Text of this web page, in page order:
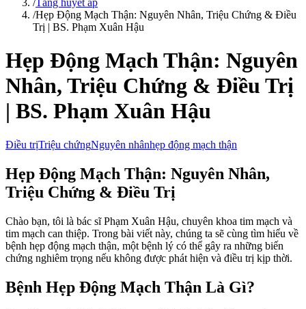
/Tăng huyết áp
/Hẹp Động Mạch Thận: Nguyên Nhân, Triệu Chứng & Điều
Trị | BS. Phạm Xuân Hậu
Hẹp Động Mạch Thận: Nguyên
Nhân, Triệu Chứng & Điều Trị
| BS. Phạm Xuân Hậu
Điều trịTriệu chứngNguyên nhânhẹp động mạch thận
Hẹp Động Mạch Thận: Nguyên Nhân,
Triệu Chứng & Điều Trị
Chào bạn, tôi là bác sĩ Phạm Xuân Hậu, chuyên khoa tim mạch và
tim mạch can thiệp. Trong bài viết này, chúng ta sẽ cùng tìm hiểu về
bệnh hẹp động mạch thận, một bệnh lý có thể gây ra những biến
chứng nghiêm trọng nếu không được phát hiện và điều trị kịp thời.
Bệnh Hẹp Động Mạch Thận Là Gì?